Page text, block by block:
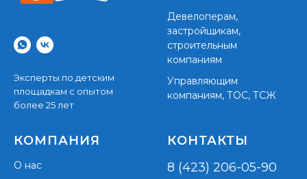
Эксперты по детским
площадкам с опытом
более 25 лет
Девелоперам,
застройщикам,
строительным
компаниям
Управляющим
компаниям, ТОС, ТСЖ
КОМПАНИЯ
О нас
КОНТАКТЫ
8 (423) 206-05-90